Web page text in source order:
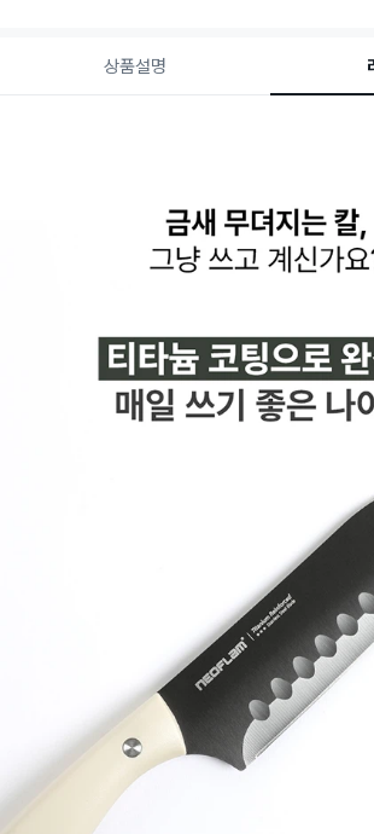
상품설명